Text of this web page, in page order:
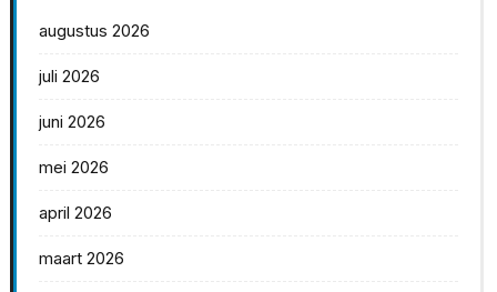
augustus 2026
juli 2026
juni 2026
mei 2026
april 2026
maart 2026